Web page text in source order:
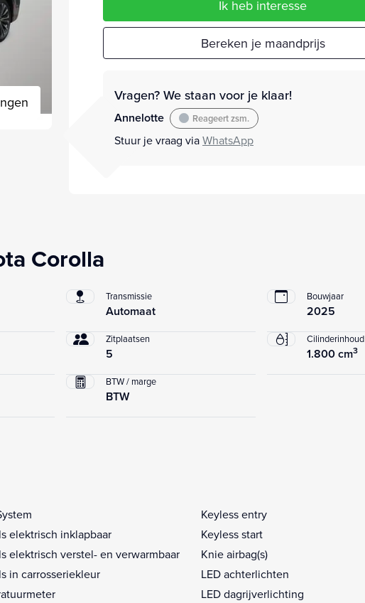
Ik heb interesse
Bereken je maandprijs
Vragen? We staan voor je klaar!
Annelotte Reageert zsm.
Stuur je vraag viaWhatsApp
Corolla
Transmissie
Automaat
Bouwjaar
2025
Zitplaatsen
5
Cilinderinhoud
1.800 cm3
BTW / marge
BTW
elektrisch inklapbaar
elektrisch verstel- en verwarmbaar
in carrosseriekleur
Keyless entry
Keyless start
Knie airbag(s)
LED achterlichten
LED dagrijverlichting